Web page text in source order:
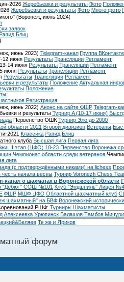
2026 Жеребьевки и результаты Фото
Жеребьевки и результаты Фото Много фото
(Воронеж, июнь 2024)
заявок
Блиц
июнь 2023) Telegram-канал Группа ВКонтакте
12 июня Результаты Трансляции Регламент
14 июня Результаты Трансляции Регламент
июня Результаты Трансляции Регламент
Результаты Трансляции Регламент
и результаты Положение Актуальная
Положение
Регистрация
июнь 2022) Анонс на сайте ФШР Telegram-
и результаты Турнир A (10-17 июня)
Первенство ОШК Турнир Эло до 2000
области-2021 Второй дивизион Ветераны
2021 Классика Рапид Блиц
клуба Высшая лига Первая лига
II этап (ЦФО) 18-23 Первенство Воронежа
Чемпионат области среди ветеранов
лига
(с подтверждёнными никами) на lichess
честь начала весны Турнир Voronezh Chess
канал о шахматах в Воронежской области
"Дебют" СОШ №101 Клуб "Эндшпиль" Лицея №4
ФШР МШФ ЦФО Областной шахматный клуб
шахматный" на БВФ Воронежский
РШФ: Турниры Шахматисты
Алексеевка Урюпинск Балашов Тамбов
Те же и Яриков
форум